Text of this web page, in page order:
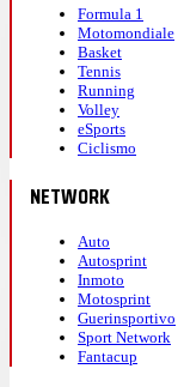
Formula 1
Motomondiale
Basket
Tennis
Running
Volley
eSports
Ciclismo
NETWORK
Auto
Autosprint
Inmoto
Motosprint
Guerinsportivo
Sport Network
Fantacup